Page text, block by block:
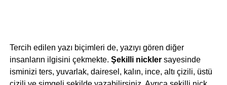
Tercih edilen yazı biçimleri de, yazıyı gören diğer
insanların ilgisini çekmekte. Şekilli nicklersayesinde
isminizi ters, yuvarlak, dairesel, kalın, ince, altı çizili, üstü